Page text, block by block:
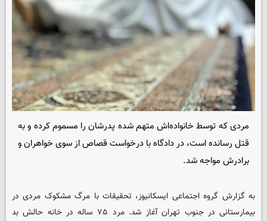
مردی که توسط خانواده‌اش متهم شده پدرشان را مسموم کرده و به
قتل رسانده است، در دادگاه با درخواست قصاص از سوی خواهران و
برادرش مواجه شد.
به گزارش گروه اجتماعی ایسکانیوز، تحقیقات با مرگ مشکوک مردی در
بیمارستانی در جنوب تهران آغاز شد. مرد ۷۵ ساله در خانه حالش بد